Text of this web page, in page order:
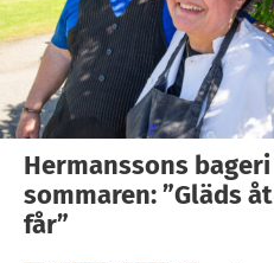
Hermanssons
sommaren: ”Gläds
får”